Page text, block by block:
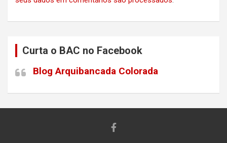
Curta o BAC no Facebook
Blog Arquibancada Colorada